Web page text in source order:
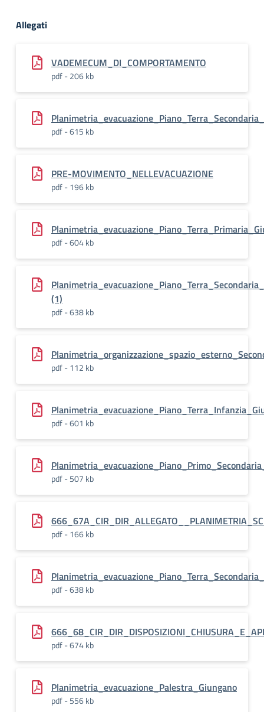
Allegati
VADEMECUM_DI_COMPORTAMENTO
pdf - 206 kb
pdf - 615 kb
PRE-MOVIMENTO_NELLEVACUAZIONE
pdf - 196 kb
pdf - 604 kb
(1)
pdf - 638 kb
pdf - 112 kb
pdf - 601 kb
pdf - 507 kb
pdf - 166 kb
pdf - 638 kb
pdf - 674 kb
Planimetria_evacuazione_Palestra_Giungano
pdf - 556 kb